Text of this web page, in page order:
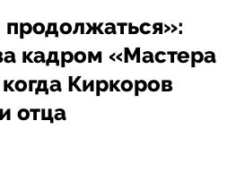
кадром «Мастера
Киркоров
отца